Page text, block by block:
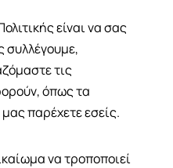
είναι να σας
συλλέγουμε,
τις
όπως τα
παρέχετε εσείς.
να τροποποιεί
Follow us: